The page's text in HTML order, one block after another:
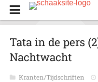
Tata in de pers
Nachtwacht
Kranten/Tijdschriften